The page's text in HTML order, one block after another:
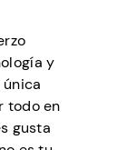
y
única
todo en
gusta